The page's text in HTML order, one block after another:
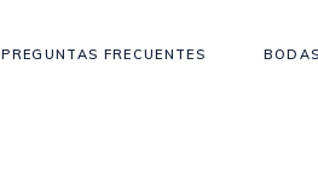
PREGUNTAS FRECUENTES